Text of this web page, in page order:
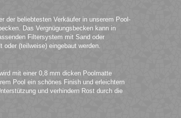
der beliebtesten Verkäufer in unserem Pool-
Das Vergnügungsbecken kann in
Filtersystem mit Sand oder
(teilweise) eingebaut werden.
mit einer 0,8 mm dicken Poolmatte
Pool ein schönes Finish und erleichtern
und verhindern Rost durch die